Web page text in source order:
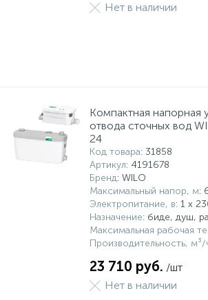
Нет в наличии
Компактная напорная
отвода сточных вод
24
Код товара: 31858
Артикул: 4191678
Бренд: WILO
Максимальный напор, м:
Электропитание, в: 1 x
Назначение: биде, душ,
Максимальная рабочая
Производительность, м³/
23 710 руб. /шт
Нет в наличии